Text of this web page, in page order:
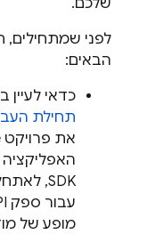
שלכם.
לפני שמתחילים,
הבאים:
כדאי לעיין ב
תחילת
עבור ספק
מופע של